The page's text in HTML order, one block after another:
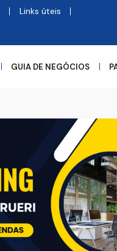
Links úteis
GUIA DE NEGÓCIOS